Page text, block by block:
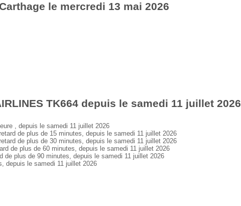
le mercredi 13 mai 2026
TK664 depuis le samedi 11 juillet 2026
, depuis le samedi 11 juillet 2026
de plus de 15 minutes, depuis le samedi 11 juillet 2026
de plus de 30 minutes, depuis le samedi 11 juillet 2026
de plus de 60 minutes, depuis le samedi 11 juillet 2026
plus de 90 minutes, depuis le samedi 11 juillet 2026
depuis le samedi 11 juillet 2026